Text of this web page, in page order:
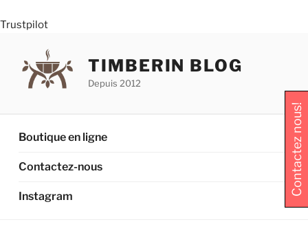
Trustpilot
contenu
principal
TIMBERIN BLOG
Depuis 2012
Boutique en ligne
Contactez-nous
Instagram Contactez nous!